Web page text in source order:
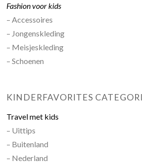
Fashion voor kids
– Accessoires
– Jongenskleding
– Meisjeskleding
– Schoenen
KINDERFAVORITES
Travel met kids
– Uittips
– Buitenland
– Nederland